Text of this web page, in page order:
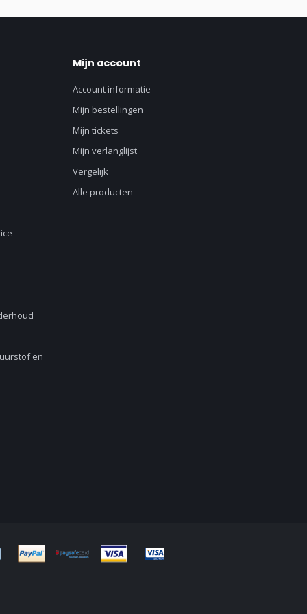
en
Mijn account
Account informatie
Mijn bestellingen
Mijn tickets
Mijn verlanglijst
Vergelijk
Alle producten